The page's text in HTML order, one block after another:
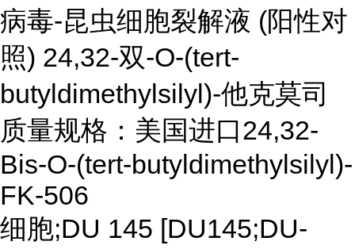
病毒-昆虫细胞裂解液 (阳性对
照) 24,32-双-O-(tert-
butyldimethylsilyl)-他克莫司
质量规格：美国进口24,32-
Bis-O-(tert-butyldimethylsilyl)-
FK-506
细胞;DU 145 [DU145;DU-